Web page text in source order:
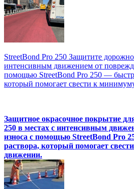
StreetBond Pro 250 Защитите
интенсивным движением от
помощью StreetBond Pro 250 —
который помогает свести к
Защитное окрасочное покрытие
250 в местах с интенсивным
износа с помощью StreetBond Pro
раствора, который помогает
движении.